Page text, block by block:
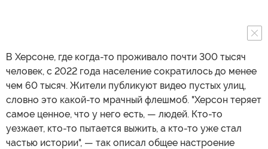
В Херсоне, где когда-то проживало почти 300 тысяч
человек, с 2022 года население сократилось до менее
чем 60 тысяч. Жители публикуют видео пустых улиц,
словно это какой-то мрачный флешмоб. "Херсон теряет
самое ценное, что у него есть, — людей. Кто-то
уезжает, кто-то пытается выжить, а кто-то уже стал
частью истории", — так описал общее настроение